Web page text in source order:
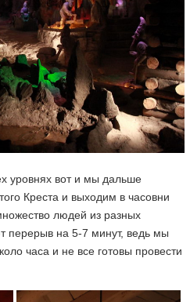
уровнях вот и мы дальше
Креста и выходим в часовни
людей из разных
перерыв на 5-7 минут, ведь мы
часа и не все готовы провести